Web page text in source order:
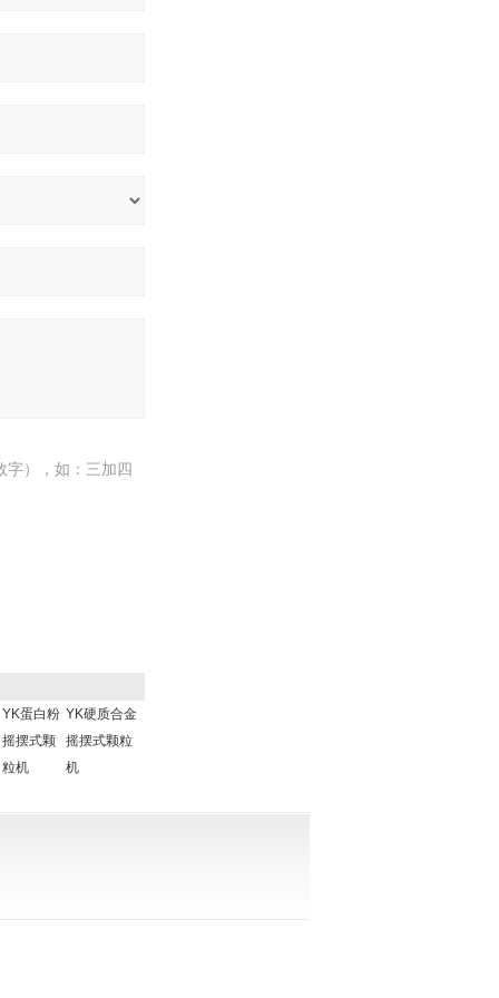
字），如：三加四
YK蛋白粉
摇摆式颗
粒机
YK硬质合金
摇摆式颗粒
机